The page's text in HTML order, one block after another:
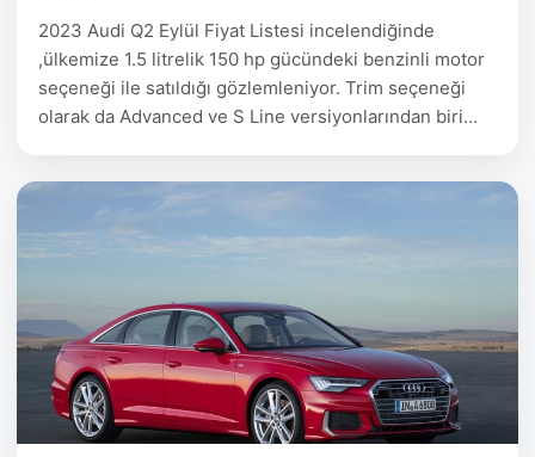
2023 Audi Q2 Eylül Fiyat Listesi incelendiğinde
,ülkemize 1.5 litrelik 150 hp gücündeki benzinli motor
seçeneği ile satıldığı gözlemleniyor. Trim seçeneği
olarak da Advanced ve S Line versiyonlarından biri
Turbo FSI 150 hp Advanced S tronic Benzin …